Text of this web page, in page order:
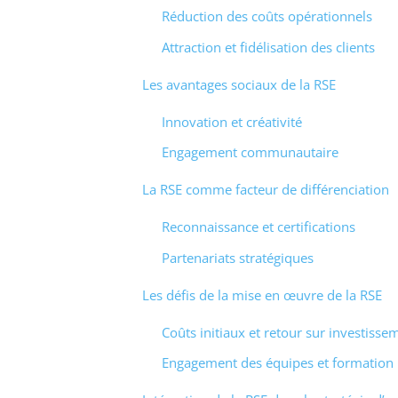
Réduction des coûts opérationnels
Attraction et fidélisation des clients
Les avantages sociaux de la RSE
Innovation et créativité
Engagement communautaire
La RSE comme facteur de différenciation
Reconnaissance et certifications
Partenariats stratégiques
Les défis de la mise en œuvre de la RSE
Coûts initiaux et retour sur
Engagement des équipes et formation